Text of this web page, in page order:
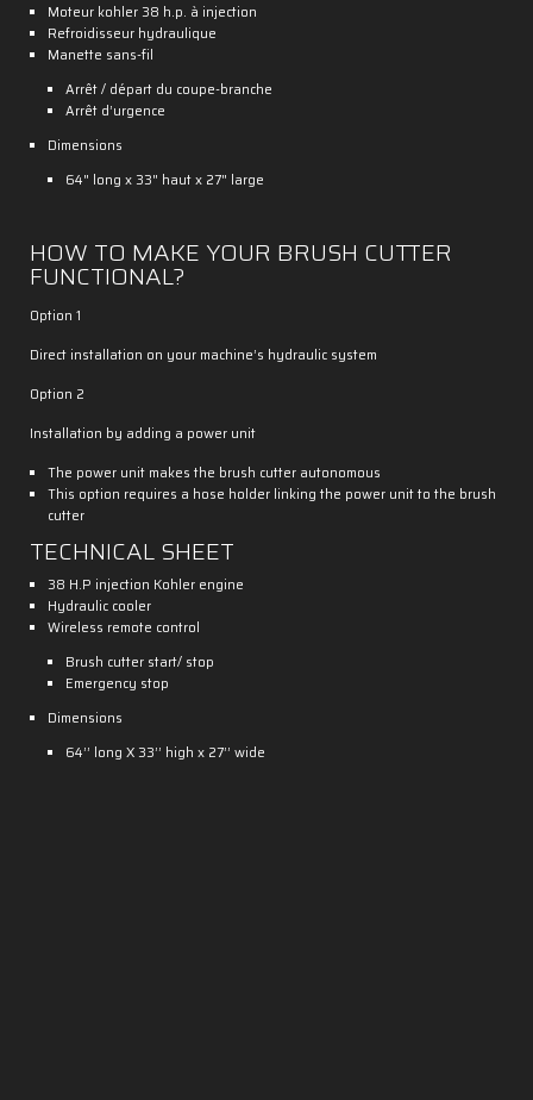
Moteur kohler 38 h.p. à injection
Refroidisseur hydraulique
Manette sans-fil
Arrêt / départ du coupe-branche
Arrêt d’urgence
Dimensions
64" long x 33" haut x 27" large
HOW TO MAKE YOUR BRUSH CUTTER
FUNCTIONAL?
Option 1
Direct installation on your machine’s hydraulic system
Option 2
Installation by adding a power unit
The power unit makes the brush cutter autonomous
This option requires a hose holder linking the power unit to the brush
cutter
TECHNICAL SHEET
38 H.P injection Kohler engine
Hydraulic cooler
Wireless remote control
Brush cutter start/ stop
Emergency stop
Dimensions
64’’ long X 33’’ high x 27’’ wide